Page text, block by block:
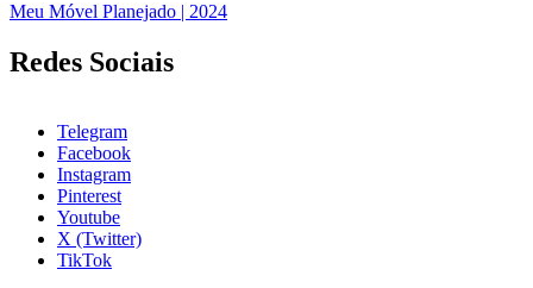
Meu Móvel Planejado | 2024
Redes Sociais
Telegram
Facebook
Instagram
Pinterest
Youtube
X (Twitter)
TikTok